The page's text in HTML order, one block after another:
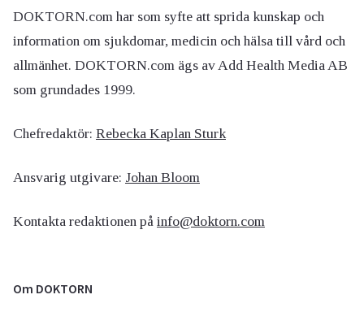
DOKTORN.com har som syfte att sprida kunskap och
information om sjukdomar, medicin och hälsa till vård och
allmänhet. DOKTORN.com ägs av Add Health Media AB
som grundades 1999.
Chefredaktör: Rebecka Kaplan Sturk
Ansvarig utgivare: Johan Bloom
Kontakta redaktionen på info@doktorn.com
Om DOKTORN